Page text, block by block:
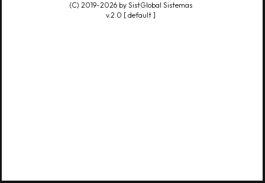
(C) 2019-2026 by SistGlobal Sistemas
v.2.0 [ default ]